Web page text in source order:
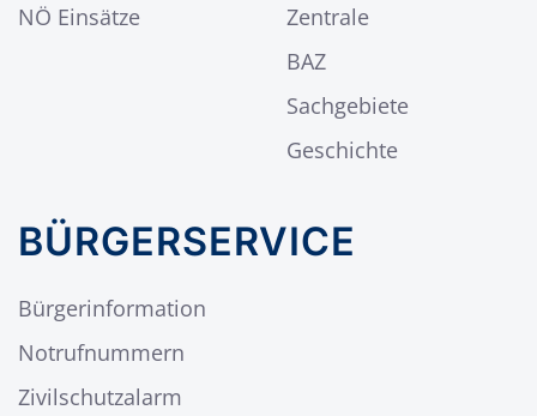
NÖ Einsätze
Zentrale
BAZ
Sachgebiete
Geschichte
BÜRGERSERVICE
Bürgerinformation
Notrufnummern
Zivilschutzalarm